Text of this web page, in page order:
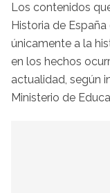
Los contenidos
Historia de
únicamente a la
en los hechos
actualidad, según
Ministerio de